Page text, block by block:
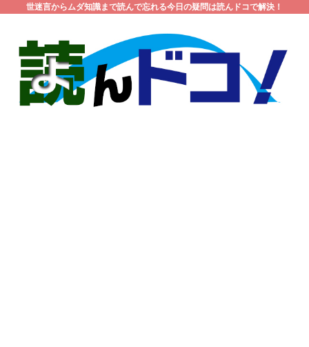
世迷言からムダ知識まで読んで忘れる今日の疑問は読んドコで解決！